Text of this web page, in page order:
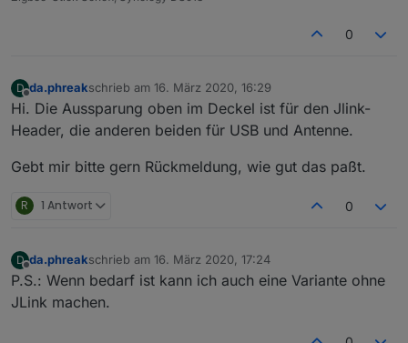
0
D
Offline
da.phreakschrieb am 16. März 2020, 16:29
zuletzt editiert von
Hi. Die Aussparung oben im Deckel ist für den Jlink-
Header, die anderen beiden für USB und Antenne.
Gebt mir bitte gern Rückmeldung, wie gut das paßt.
R 1 Antwort 0
D
Offline
da.phreakschrieb am 16. März 2020, 17:24
zuletzt editiert von
P.S.: Wenn bedarf ist kann ich auch eine Variante ohne
JLink machen.